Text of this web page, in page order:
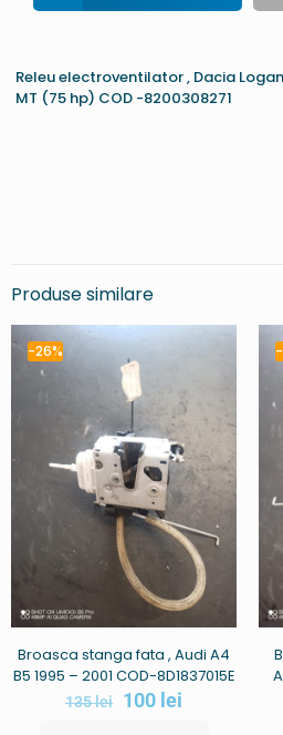
Releu electroventilator , Dacia
MT (75 hp) COD -8200308271
Produse similare
-26%
Broasca stanga fata , Audi A4
B5 1995 – 2001 COD-8D1837015E
135lei 100 lei